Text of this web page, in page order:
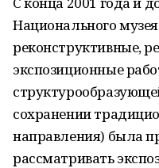
Национального
реконструктивные,
экспозиционные
сохранении
направления) была
рассматривать